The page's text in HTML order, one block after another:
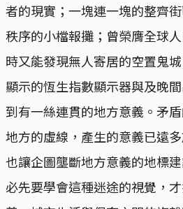
者的現實；一塊連一塊的整齊
秩序的小檔報攤；曾榮膺全球
時又能發現無人寄居的空置鬼
顯示的恆生指數顯示器與及晚
到有一絲連貫的地方意義。矛
地方的虛線，產生的意義已遠
也讓企圖壟斷地方意義的地標
必先要學會這種迷途的視覺，